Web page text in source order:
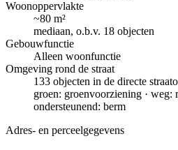
Woonoppervlakte
~80 m²
mediaan, o.b.v. 18 objecten
Gebouwfunctie
Alleen woonfunctie
Omgeving rond de straat
133 objecten in de directe
groen: groenvoorziening · weg:
ondersteunend: berm
Adres- en perceelgegevens